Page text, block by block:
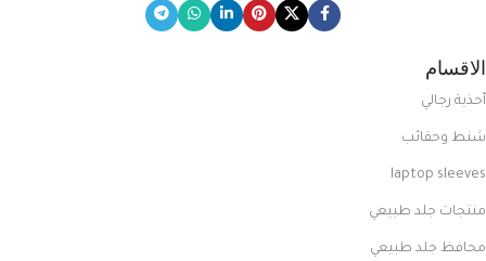
الاقسام
أحذية رجالي
شنط وحقائب
laptop sleeves
منتجات جلد طبيعي
محافظ جلد طبيعي